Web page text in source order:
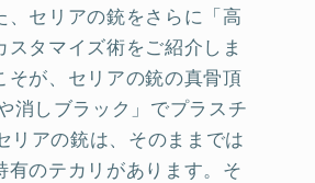
、セリアの銃をさらに「高
スタマイズ術をご紹介しま
そが、セリアの銃の真骨頂
消しブラック」でプラスチ
リアの銃は、そのままでは
有のテカリがあります。そ